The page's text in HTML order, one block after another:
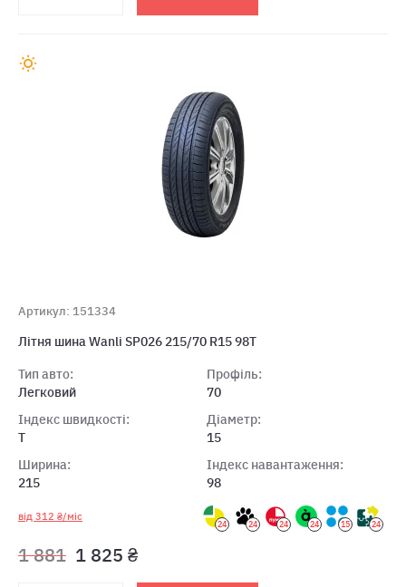
Артикул: 151334
Лiтня шина Wanli SP026 215/70 R15 98T
Тип авто:
Легковий
Індекс швидкості:
T
Ширина:
215
Профіль:
70
Діаметр:
15
Індекс навантаження:
98
від 312 ₴/міс
24 24 24 24 15 24
1 881 1 825 ₴